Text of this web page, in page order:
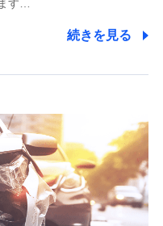
項目】
ビス提供等を通じて取得
、お客さまの識別子、
す…
続きを見る